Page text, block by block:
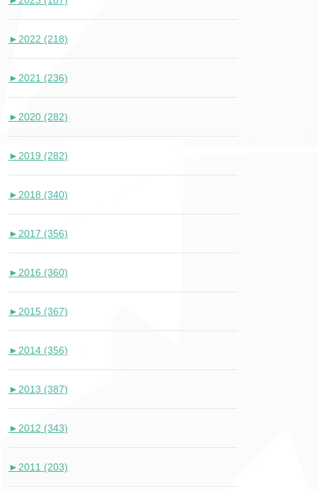
► 2022 (218)
► 2021 (236)
► 2020 (282)
► 2019 (282)
► 2018 (340)
► 2017 (356)
► 2016 (360)
► 2015 (367)
► 2014 (356)
► 2013 (387)
► 2012 (343)
► 2011 (203)